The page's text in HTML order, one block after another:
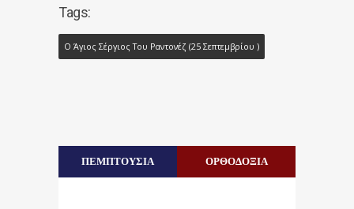
Tags:
Ο Άγιος Σέργιος Του Ραντονέζ (25 Σεπτεμβρίου )
ΠΕΜΠΤΟΥΣΙΑ ΟΡΘΟΔΟΞΙΑ